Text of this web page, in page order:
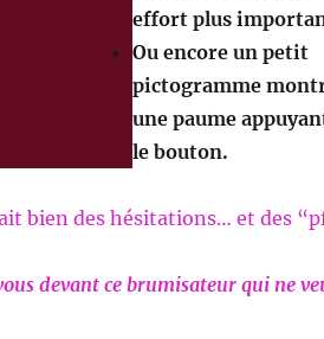
effort plus
Ou encore un petit
pictogramme
une paume
le bouton.
bien des hésitations… et des
devant ce brumisateur qui ne